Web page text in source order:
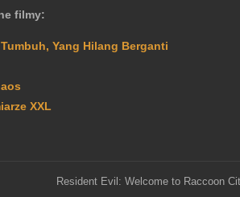
filmy:
Yang Hilang Berganti
XXL
Resident Evil: Welcome to Raccoon